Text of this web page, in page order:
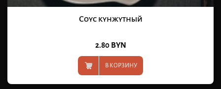
Соус кунжутный
2.80 BYN
В КОРЗИНУ